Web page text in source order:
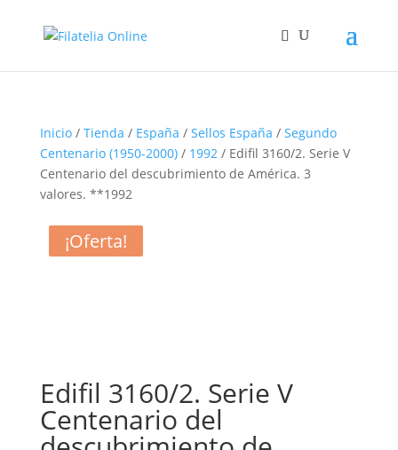
Inicio/ Tienda / España / Sellos España / Segundo
Centenario (1950-2000)/ 1992/ Edifil 3160/2. Serie V
Centenario del descubrimiento de América. 3
valores. **1992
Edifil 3160/2. Serie V
Centenario del
¡Oferta!
¡Oferta!
¡Oferta!